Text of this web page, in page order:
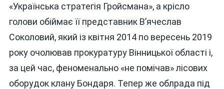
«Українська стратегія Гройсмана», а крісло
голови обіймає її представник В’ячеслав
Соколовий, який із квітня 2014 по вересень 2019
року очолював прокуратуру Вінницької області і,
за цей час, феноменально «не помічав» лісових
оборудок клану Бондаря. Тепер же облрада під